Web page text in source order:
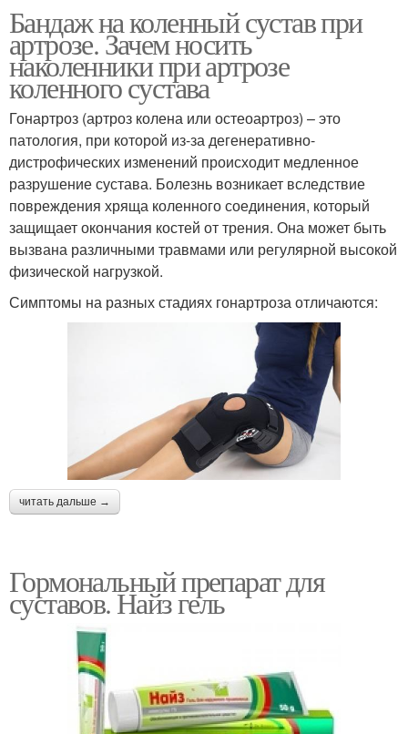
Бандаж на коленный сустав при
артрозе. Зачем носить
наколенники при артрозе
коленного сустава
Гонартроз (артроз колена или остеоартроз) – это
патология, при которой из-за дегенеративно-
дистрофических изменений происходит медленное
разрушение сустава. Болезнь возникает вследствие
повреждения хряща коленного соединения, который
защищает окончания костей от трения. Она может быть
вызвана различными травмами или регулярной высокой
физической нагрузкой.
Симптомы на разных стадиях гонартроза отличаются:
читать дальше →
Гормональный препарат для
суставов. Найз гель